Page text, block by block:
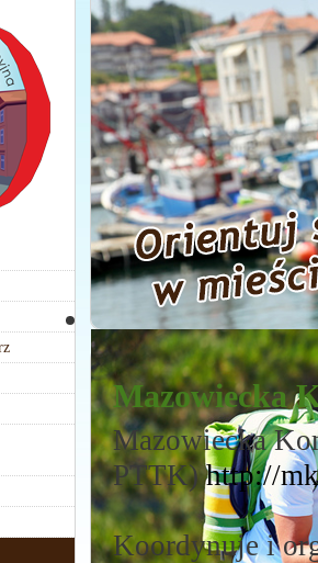
Mazowiecka
Mazowiecka
PTTK)http://
Koordynuje i